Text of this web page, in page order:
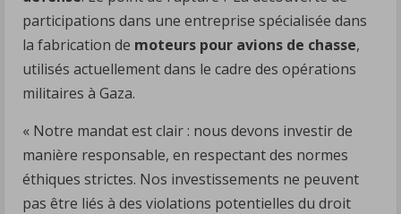
participations dans une entreprise spécialisée dans
la fabrication de moteurs pour avions de chasse,
utilisés actuellement dans le cadre des opérations
militaires à Gaza.
« Notre mandat est clair : nous devons investir de
manière responsable, en respectant des normes
éthiques strictes. Nos investissements ne peuvent
pas être liés à des violations potentielles du droit